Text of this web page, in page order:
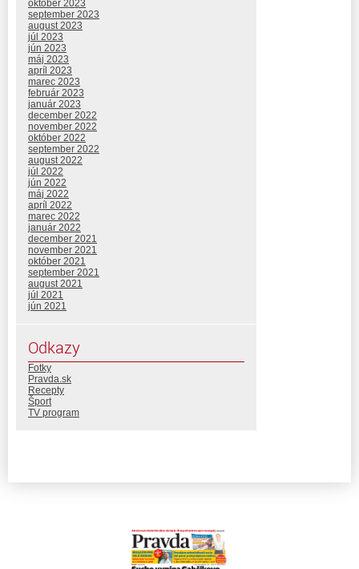
október 2023
september 2023
august 2023
júl 2023
jún 2023
máj 2023
apríl 2023
marec 2023
február 2023
január 2023
december 2022
november 2022
október 2022
september 2022
august 2022
júl 2022
jún 2022
máj 2022
apríl 2022
marec 2022
január 2022
december 2021
november 2021
október 2021
september 2021
august 2021
júl 2021
jún 2021
Odkazy
Fotky
Pravda.sk
Recepty
Šport
TV program